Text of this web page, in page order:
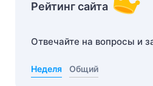
Рейтинг сайта
Отвечайте на вопросы и
Неделя Общий